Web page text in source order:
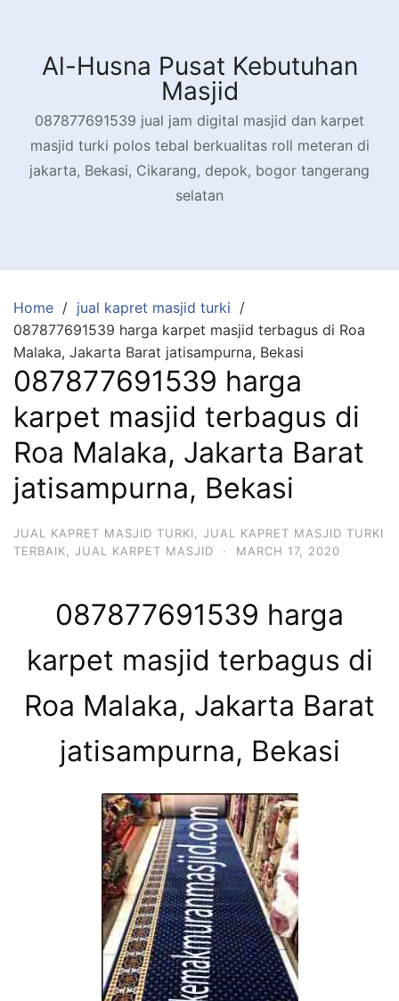
contentAl-Husna Pusat Kebutuhan
Masjid
087877691539 jual jam digital masjid dan karpet
masjid turki polos tebal berkualitas roll meteran di
jakarta, Bekasi, Cikarang, depok, bogor tangerang
selatan
Home
jual kapret masjid turki
087877691539 harga karpet masjid terbagus di Roa
Malaka, Jakarta Barat jatisampurna, Bekasi
087877691539 harga
karpet masjid terbagus di
Roa Malaka, Jakarta Barat
jatisampurna, Bekasi
JUAL KAPRET MASJID TURKI
JUAL KAPRET MASJID TURKI
TERBAIK
JUAL KARPET MASJID · MARCH 17, 2020
087877691539 harga
karpet masjid terbagus di
Roa Malaka, Jakarta Barat
jatisampurna, Bekasi